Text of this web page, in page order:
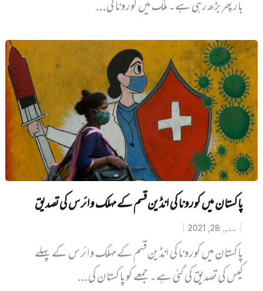
بار پھر بڑھ رہی ہے۔ ملک میں کورونا کی...
پاکستان میں کورونا کی انڈین قسم کے مہلک وائرس کی تصدیق
مئی 28, 2021
پاکستان میں کورونا کی انڈین قسم کے مہلک وائرس کے پہلے
کیس کی تصدیق کی گئی ہے۔ جمعے کو پاکستان کی...